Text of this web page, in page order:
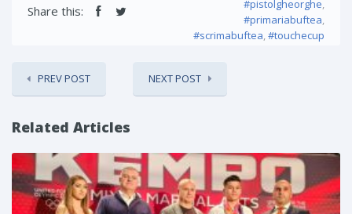
Share this:
#pistolgheorghe,
#primariabuftea,
#scrimabuftea,#touchecup
PREV POST NEXT POST
Related Articles